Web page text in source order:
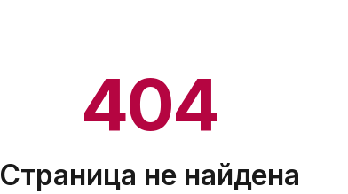
404
Страница не найдена